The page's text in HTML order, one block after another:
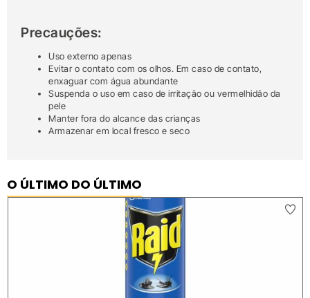
Precauções:
Uso externo apenas
Evitar o contato com os olhos. Em caso de contato,
enxaguar com água abundante
Suspenda o uso em caso de irritação ou vermelhidão da
pele
Manter fora do alcance das crianças
Armazenar em local fresco e seco
O ÚLTIMO DO ÚLTIMO